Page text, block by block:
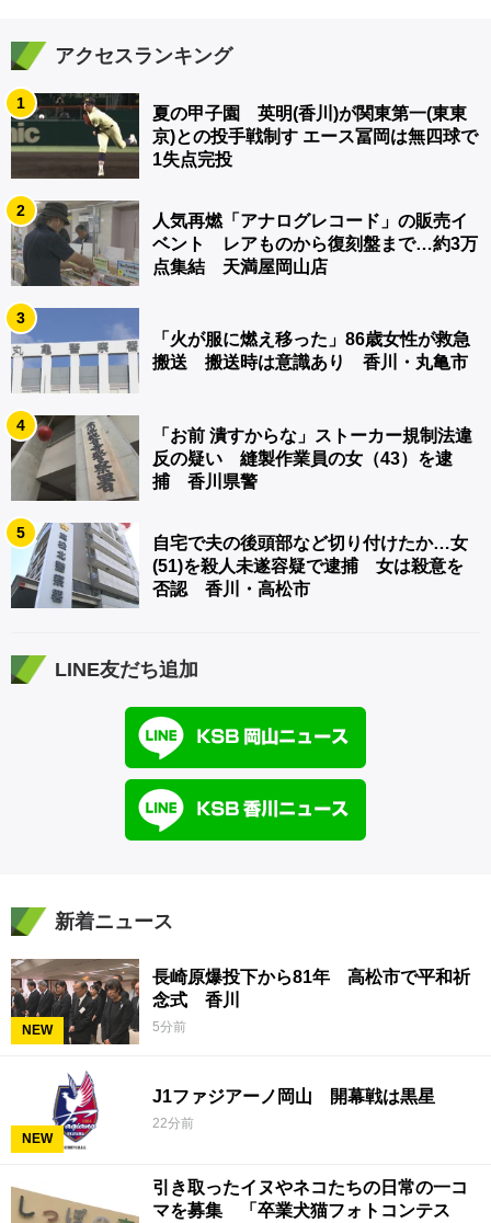
アクセスランキング
1
夏の甲子園 英明(香川)が関東第一(東東
京)との投手戦制す エース冨岡は無四球で
1失点完投
2
人気再燃「アナログレコード」の販売イ
ベント レアものから復刻盤まで…約3万
点集結 天満屋岡山店
3
「火が服に燃え移った」86歳女性が救急
搬送 搬送時は意識あり 香川・丸亀市
4
「お前 潰すからな」ストーカー規制法違
反の疑い 縫製作業員の女（43）を逮
捕 香川県警
5
自宅で夫の後頭部など切り付けたか…女
(51)を殺人未遂容疑で逮捕 女は殺意を
否認 香川・高松市
LINE友だち追加
新着ニュース
NEW
長崎原爆投下から81年 高松市で平和祈
念式 香川
5分前
NEW
J1ファジアーノ岡山 開幕戦は黒星
22分前
引き取ったイヌやネコたちの日常の一コ
マを募集 「卒業犬猫フォトコンテス